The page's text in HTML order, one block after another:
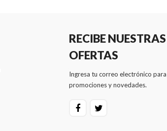
RECIBE NUESTRAS
OFERTAS
Ingresa tu correo electrónico
promociones y novedades.